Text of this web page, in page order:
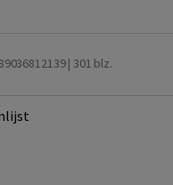
| 301 blz.